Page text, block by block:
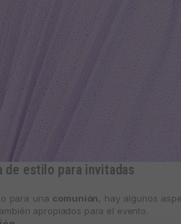
de estilo para invitadas
para una comunión , hay algunos
apropiados para el evento.